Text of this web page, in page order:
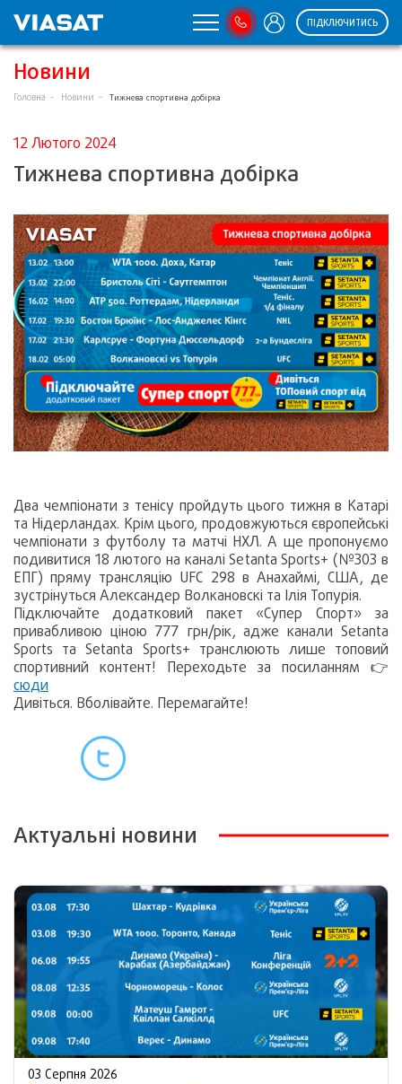
ПІДКЛЮЧИТИСЬ
Новини
Головна Новини Тижнева спортивна добірка
12 Лютого 2024
Тижнева спортивна добірка
Два чемпіонати з тенісу пройдуть цього тижня в Катарі
та Нідерландах. Крім цього, продовжуються європейські
чемпіонати з футболу та матчі НХЛ. А ще пропонуємо
подивитися 18 лютого на каналі Setanta Sports+ (№303 в
ЕПГ) пряму трансляцію UFC 298 в Анахаймі, США, де
зустрінуться Александер Волкановскі та Ілія Топурія.
Підключайте додатковий пакет «Супер Спорт» за
привабливою ціною 777 грн/рік, адже канали Setanta
Sports та Setanta Sports+ транслюють лише топовий
спортивний контент! Переходьте за посиланням 👉
сюди
Дивіться. Вболівайте. Перемагайте!
Актуальні новини
03 Серпня 2026